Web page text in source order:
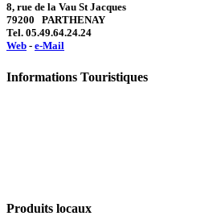
8, rue de la Vau St Jacques
79200 PARTHENAY
Tel. 05.49.64.24.24
Web - e-Mail
Informations Touristiques
Produits locaux